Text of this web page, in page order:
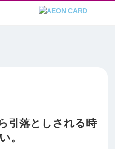
引落としされる時
。